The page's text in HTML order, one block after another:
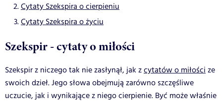
Cytaty Szekspira o cierpieniu
Cytaty Szekspira o życiu
Szekspir - cytaty o miłości
Szekspir z niczego tak nie zasłynął, jak zcytatów o miłościze
swoich dzieł. Jego słowa obejmują zarówno szczęśliwe
uczucie, jak i wynikające z niego cierpienie. Być może właśnie